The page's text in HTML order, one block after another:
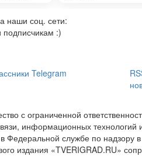
наши соц. сети:
:)
Telegram
с ограниченной
информационных
в Федеральной службе по
издания «TVERIGRAD.RU»